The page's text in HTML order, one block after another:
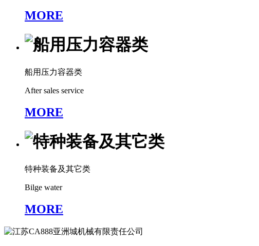
MORE
船用压力容器类
After sales service
MORE
特种装备及其它类
Bilge water
MORE